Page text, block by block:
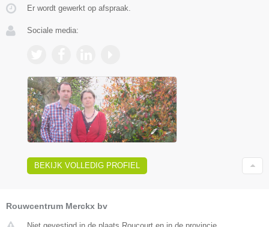
Er wordt gewerkt op afspraak.
Sociale media:
BEKIJK VOLLEDIG PROFIEL
Rouwcentrum Merckx bv